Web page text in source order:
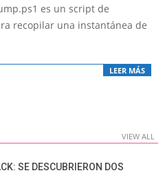
es un script de
recopilar una instantánea de
LEER MÁS
VIEW ALL
SE DESCUBRIERON DOS